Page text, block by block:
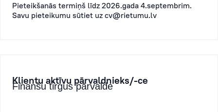
Pieteikšanās termiņš līdz 2026.gada 4.septembrim.
Savu pieteikumu sūtiet uz cv@rietumu.lv
Klientu aktīvu pārvaldnieks/-ce
Finanšu tirgus pārvalde